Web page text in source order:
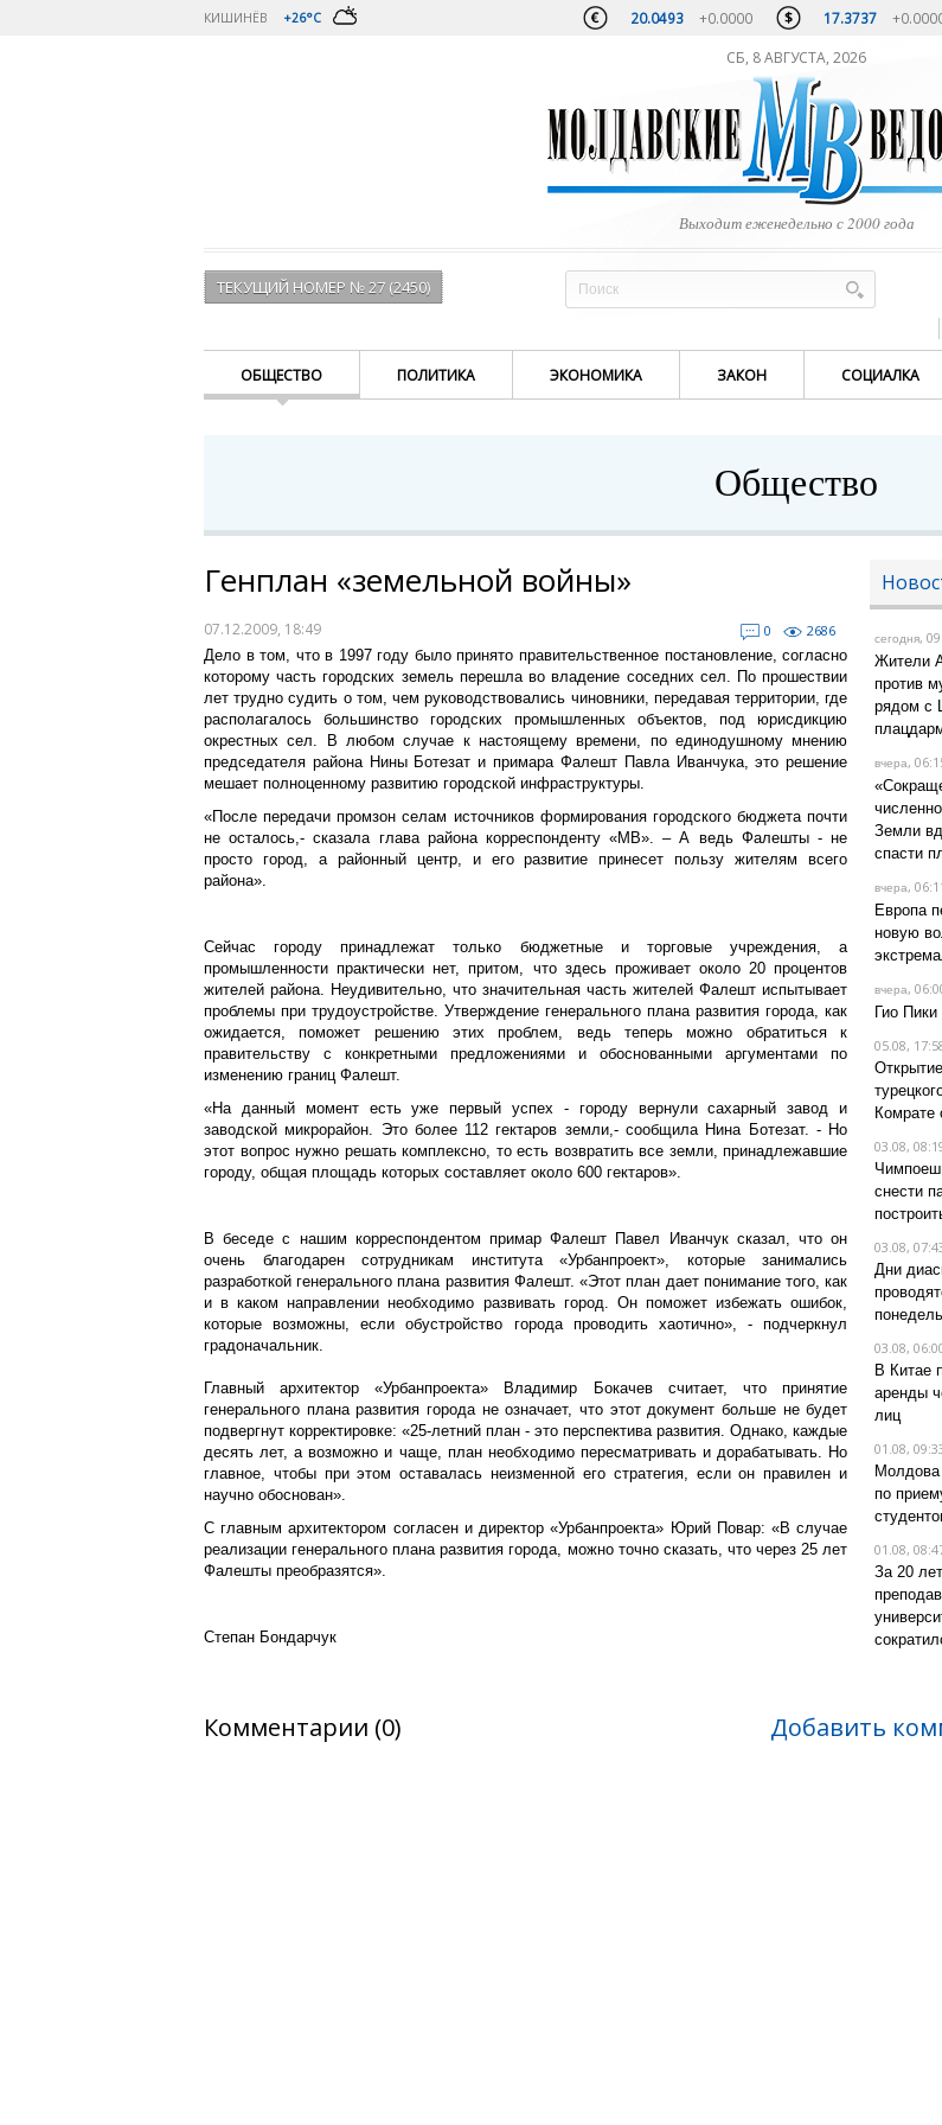
КИШИНЁВ +26°C 20.0493 +0.0000 17.3737
СБ, 8 АВГУСТА, 2026
Выходит еженедельно с 2000 года
ТЕКУЩИЙ НОМЕР № 27 (2450)
ОБЩЕСТВО ПОЛИТИКА ЭКОНОМИКА ЗАКОН СОЦИАЛКА
Общество
Генплан «земельной войны»
07.12.2009, 18:49 0
2686
Дело в том, что в 1997 году было принято правительственное постановление, согласно
которому часть городских земель перешла во владение соседних сел. По прошествии
лет трудно судить о том, чем руководствовались чиновники, передавая территории, где
располагалось большинство городских промышленных объектов, под юрисдикцию
окрестных сел. В любом случае к настоящему времени, по единодушному мнению
председателя района Нины Ботезат и примара Фалешт Павла Иванчука, это решение
мешает полноценному развитию городской инфраструктуры.
«После передачи промзон селам источников формирования городского бюджета почти
не осталось,- сказала глава района корреспонденту «МВ». – А ведь Фалешты - не
просто город, а районный центр, и его развитие принесет пользу жителям всего
района».
Сейчас городу принадлежат только бюджетные и торговые учреждения, а
промышленности практически нет, притом, что здесь проживает около 20 процентов
жителей района. Неудивительно, что значительная часть жителей Фалешт испытывает
проблемы при трудоустройстве. Утверждение генерального плана развития города, как
ожидается, поможет решению этих проблем, ведь теперь можно обратиться к
правительству с конкретными предложениями и обоснованными аргументами по
изменению границ Фалешт.
«На данный момент есть уже первый успех - городу вернули сахарный завод и
заводской микрорайон. Это более 112 гектаров земли,- сообщила Нина Ботезат. - Но
этот вопрос нужно решать комплексно, то есть возвратить все земли, принадлежавшие
городу, общая площадь которых составляет около 600 гектаров».
В беседе с нашим корреспондентом примар Фалешт Павел Иванчук сказал, что он
очень благодарен сотрудникам института «Урбанпроект», которые занимались
разработкой генерального плана развития Фалешт. «Этот план дает понимание того, как
и в каком направлении необходимо развивать город. Он поможет избежать ошибок,
которые возможны, если обустройство города проводить хаотично», - подчеркнул
градоначальник.
Главный архитектор «Урбанпроекта» Владимир Бокачев считает, что принятие
генерального плана развития города не означает, что этот документ больше не будет
подвергнут корректировке: «25-летний план - это перспектива развития. Однако, каждые
десять лет, а возможно и чаще, план необходимо пересматривать и дорабатывать. Но
главное, чтобы при этом оставалась неизменной его стратегия, если он правилен и
научно обоснован».
С главным архитектором согласен и директор «Урбанпроекта» Юрий Повар: «В случае
реализации генерального плана развития города, можно точно сказать, что через 25 лет
Фалешты преобразятся».
Степан Бондарчук
сегодня,
Жители
против
рядом с
вчера,
Земли
спасти
вчера,
Европа
новую
вчера,
Гио
05.08,
Комрате
03.08,
снести
03.08,
Дни
03.08,
В Китае
аренды
лиц
01.08,
Молдова
по
01.08,
За 20
Комментарии (0) Добавить